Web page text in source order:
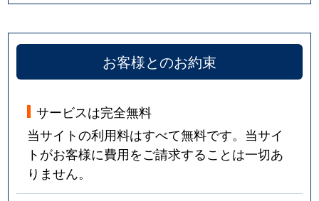
真間
5,200万円 市川
徒歩8分
真間
7,800万円 市川
徒歩8分
真間
4,600万円 市川
徒歩24分
真間
1,000万円
真間
7,500万円 市川
徒歩8分
湊新田
お客様とのお約束
サービスは完全無料
当サイトの利用料はすべて無料です。当サイ
トがお客様に費用をご請求することは一切あ
りません。